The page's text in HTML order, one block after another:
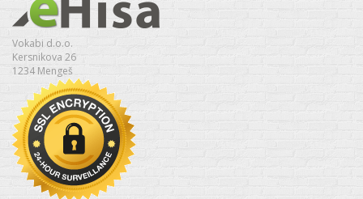
Vokabi d.o.o.
Kersnikova 26
1234 Mengeš